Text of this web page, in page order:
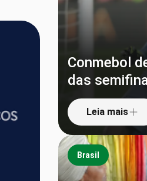
Conmebol
das
Leia mais
Brasil